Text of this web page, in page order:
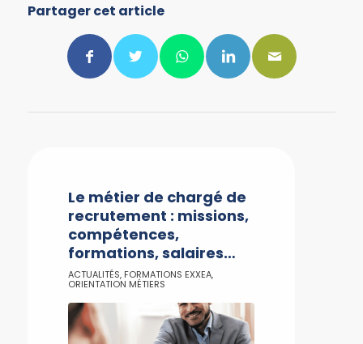
Partager cet article
Le métier de chargé de
recrutement : missions,
compétences,
formations, salaires…
ACTUALITÉS, FORMATIONS EXXEA,
ORIENTATION MÉTIERS